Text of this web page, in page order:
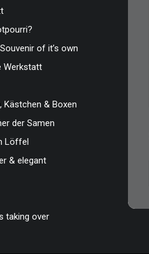
of it’s own
Werkstatt
Kästchen & Boxen
der Samen
Löffel
& elegant
taking over